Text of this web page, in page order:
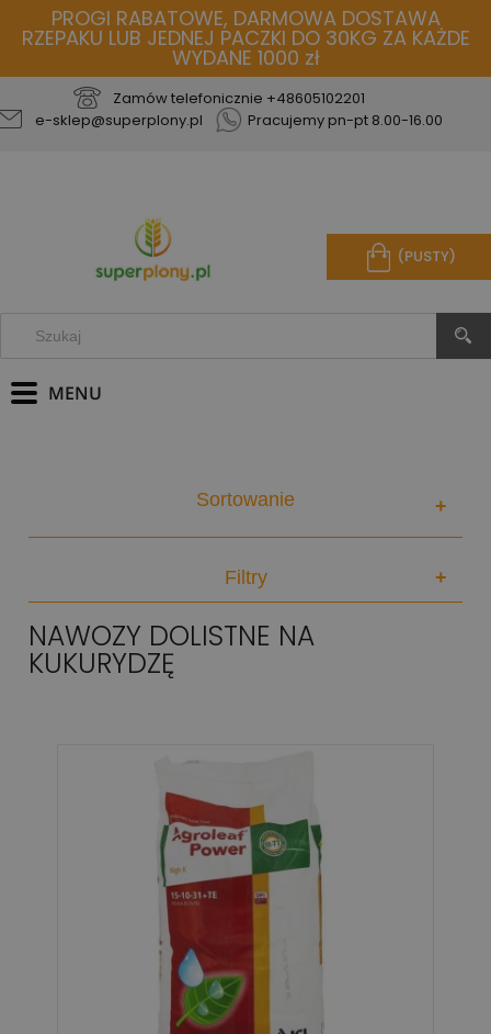
PROGI RABATOWE, DARMOWA DOSTAWA
RZEPAKU LUB JEDNEJ PACZKI DO 30KG ZA KAŻDE
WYDANE 1000 zł
Zamów telefonicznie +48605102201
e-sklep@superplony.pl
Pracujemy pn-pt 8.00-16.00
(PUSTY)
Sortowanie +
Filtry +
NAWOZY DOLISTNE NA
KUKURYDZĘ